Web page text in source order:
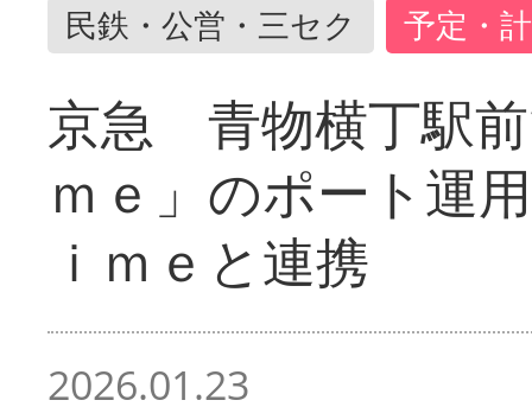
民鉄・公営・三セク 予定・
京急 青物横丁駅
ｍｅ」のポート運
ｉｍｅと連携
2026.01.23